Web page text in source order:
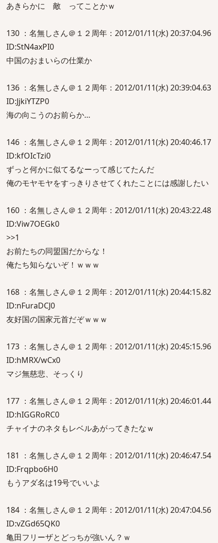
あきらかに 敵 ってことかｗ
130 ：名無しさん＠１２周年：2012/01/11(水) 20:37:04.96
ID:StN4axPI0
中国のおまいらの仕業か
136 ：名無しさん＠１２周年：2012/01/11(水) 20:39:04.63
ID:JjkiYTZP0
海の向こうのお前らか…
146 ：名無しさん＠１２周年：2012/01/11(水) 20:40:46.17
ID:kfOIcTzi0
ずっと何かに似てるなーって感じてたんだ
俺のモヤモヤをすっきりさせてくれたことには感謝したい
160 ：名無しさん＠１２周年：2012/01/11(水) 20:43:22.48
ID:Viw7OEGk0
>>1
お前たちの同盟国だからな！
俺たち知らないぞ！ｗｗｗ
168 ：名無しさん＠１２周年：2012/01/11(水) 20:44:15.82
ID:nFuraDCJ0
友好国の国家元首だぞｗｗｗ
173 ：名無しさん＠１２周年：2012/01/11(水) 20:45:15.96
ID:hMRX/wCx0
マジ無慈悲、そっくり
177 ：名無しさん＠１２周年：2012/01/11(水) 20:46:01.44
ID:hIGGRoRC0
チャイナのネタもレベルあがってきたなｗ
181 ：名無しさん＠１２周年：2012/01/11(水) 20:46:47.54
ID:Frqpbo6H0
もうアダ名は19号でいいよ
184 ：名無しさん＠１２周年：2012/01/11(水) 20:47:04.56
ID:vZGd65QK0
亀田フリーザとどっちが強いん？ｗ